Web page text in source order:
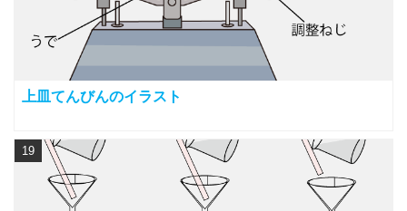
上皿てんびんのイラスト
19